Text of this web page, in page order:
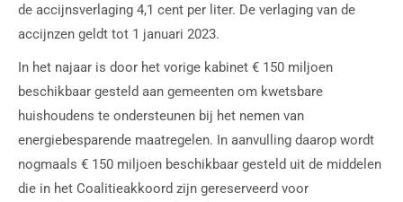
de accijnsverlaging 4,1 cent per liter. De verlaging van de
accijnzen geldt tot 1 januari 2023.
In het najaar is door het vorige kabinet € 150 miljoen
beschikbaar gesteld aan gemeenten om kwetsbare
huishoudens te ondersteunen bij het nemen van
energiebesparende maatregelen. In aanvulling daarop wordt
nogmaals € 150 miljoen beschikbaar gesteld uit de middelen
die in het Coalitieakkoord zijn gereserveerd voor